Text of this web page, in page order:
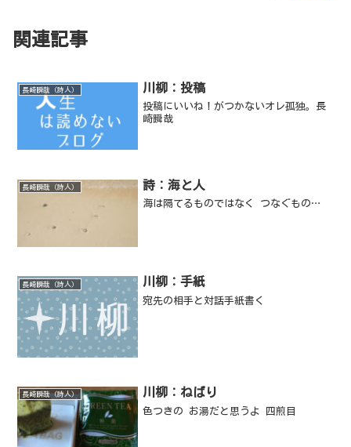
関連記事
長崎瞬哉（詩人） 川柳：投稿
投稿にいいね！がつかないオレ孤独。長
崎瞬哉
長崎瞬哉（詩人） 詩：海と人
海は隔てるものではなく つなぐもの…
長崎瞬哉（詩人） 川柳：手紙
宛先の相手と対話手紙書く
長崎瞬哉（詩人） 川柳：ねばり
色つきの お湯だと思うよ 四煎目